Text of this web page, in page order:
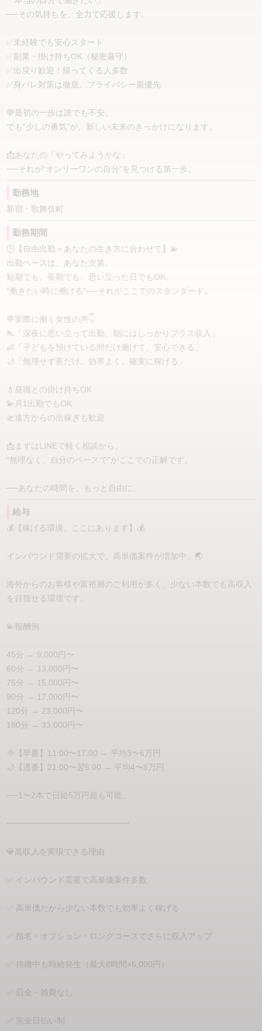
✔ 出勤強要なし
✔ 相談しやすいスタッフ対応
━━━━━━━━━━━━━━━
こんなお悩みはありませんか？
・今より高単価のお店で働きたい
・出勤プレッシャーがつらい
・掛け持ち・副業をしたい
・顔出しや身バレが不安
・スタッフに相談しやすいお店を探している
━━━━━━━━━━━━━━━
ALLAMANDAが選ばれる理由
✨ インバウンド高単価案件多数
✨ 高単価だから効率よく高収入
✨ 1～2本でも高収入を目指せる
✨ 平均日給3〜5万円
✨ 完全日払い
✨ 新宿エリアで通いやすい
✨ 在宅待機相談OK
✨ 完全個室待機
✨ 移籍・比較相談OK
━━━━━━━━━━━━━━━
「話だけ聞いてみたい」
LINEで条件確認だけでもOK。
高単価で効率よく稼ぐ。
そのどちらも叶えられる環境を、ALLAMANDAはご用意し
“唯一無二のあなた”が主役になる場所。
ALLAMANDAで、新しい働き方を始めませんか？
駅から徒歩5分以内
女性店長
アリバイ対策対応可能
未経験者歓迎
──その気持ちを、全力で応援します。
✅未経験でも安心スタート
✅副業・掛け持ちOK（秘密厳守）
✅出戻り歓迎！帰ってくる人多数
✅身バレ対策は徹底。プライバシー最優先
💬最初の一歩は誰でも不安。
でも“少しの勇気”が、新しい未来のきっかけになります。
📩あなたの「やってみようかな」
──それが“オンリーワンの自分”を見つける第一歩。
勤務地
新宿・歌舞伎町
勤務期間
🕒【自由出勤＝あなたの生き方に合わせて】💫
出勤ペースは、あなた次第。
短期でも、長期でも、思い立った日でもOK。
“働きたい時に働ける”──それがここでのスタンダード。
💬実際に働く女性の声👇
👠「深夜に思い立って出勤、朝にはしっかりプラス収入」
👶「子どもを預けている間だけ働けて、安心できる」
🌙「無理せず夜だけ。効率よく、確実に稼げる」
💄昼職との掛け持ちOK
💫月1出勤でもOK
🛫遠方からの出稼ぎも歓迎
📩まずはLINEで軽く相談から。
“無理なく、自分のペースで”がここでの正解です。
──あなたの時間を、もっと自由に。
給与
💰【稼げる環境、ここにあります】💰
インバウンド需要の拡大で、高単価案件が増加中。🌏
海外からのお客様や富裕層のご利用が多く、少ない本数でも高収入
を目指せる環境です。
💫報酬例
45分 → 9,000円〜
60分 → 13,000円〜
75分 → 15,000円〜
90分 → 17,000円〜
120分 → 23,000円〜
180分 → 33,000円〜
🌞【早番】11:00〜17:00 → 平均3〜6万円
🌙【遅番】21:00〜翌5:00 → 平均4〜8万円
──1〜2本で日給5万円超も可能。
━━━━━━━━━━━━━━━
💎高収入を実現できる理由
✅ インバウンド需要で高単価案件多数
✅ 高単価だから少ない本数でも効率よく稼げる
✅ 指名・オプション・ロングコースでさらに収入アップ
✅ 待機中も時給発生（最大8時間×6,000円）
✅ 罰金・雑費なし
✅ 完全日払い制